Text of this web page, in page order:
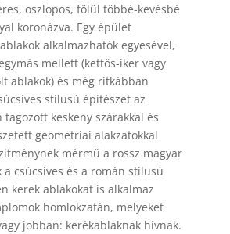
oszlopos, fölül többé-kevésbé
koronázva. Egy épület
alkalmazhatók egyesével,
mellett (kettős-iker vagy
ablakok) és még ritkábban
stílusú építészet az
keskeny szárakkal és
geometriai alakzatokkal
mérmű a rossz magyar
a csúcsíves és a román stílusú
kerek ablakokat is alkalmaz
homlokzatán, melyeket
jobban: kerékablaknak hívnak.